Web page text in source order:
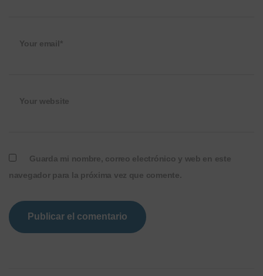
Your email*
Your website
Guarda mi nombre, correo electrónico y web en este
navegador para la próxima vez que comente.